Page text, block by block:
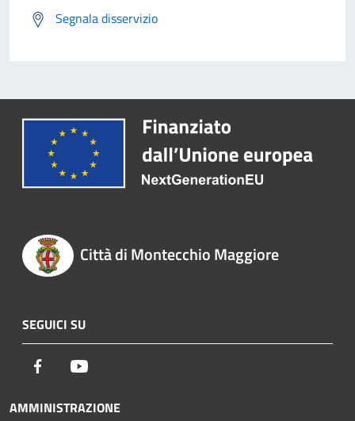
Segnala disservizio
Città di Montecchio Maggiore
SEGUICI SU
Facebook
AMMINISTRAZIONE